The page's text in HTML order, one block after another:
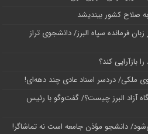
صلاح کشور بیندیشد
فرمانده سپاه البرز/ دانشجوی تراز
بازآرایی کند؟
ملکی/ دردسر اسناد عادی چند‌ دهه‌ای!
آزاد البرز چیست؟/ گفت‌وگو با رئیس
دانشجو مؤذن جامعه است نه تماشاگر!